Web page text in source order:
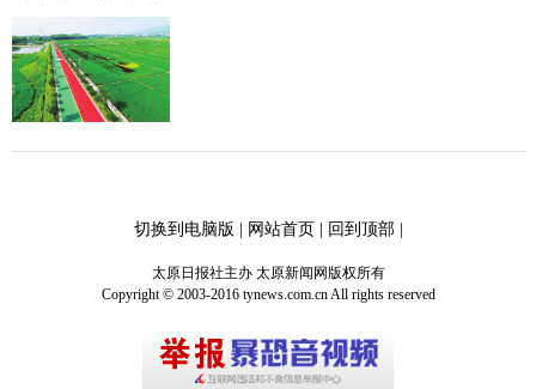
切换到电脑版 | 网站首页| 回到顶部|
太原日报社主办 太原新闻网版权所有
Copyright © 2003-2016 tynews.com.cn All rights reserved